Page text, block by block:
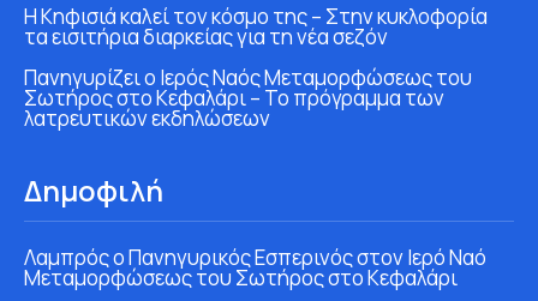
Η Κηφισιά καλεί τον κόσμο της – Στην κυκλοφορία
τα εισιτήρια διαρκείας για τη νέα σεζόν
Πανηγυρίζει ο Ιερός Ναός Μεταμορφώσεως του
Σωτήρος στο Κεφαλάρι – Το πρόγραμμα των
λατρευτικών εκδηλώσεων
Δημοφιλή
Λαμπρός ο Πανηγυρικός Εσπερινός στον Ιερό Ναό
Μεταμορφώσεως του Σωτήρος στο Κεφαλάρι